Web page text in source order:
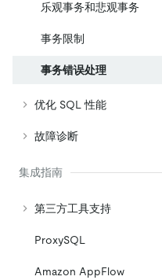
乐观事务和悲观事务
事务限制
事务错误处理
优化 SQL 性能
故障诊断
集成指南
第三方工具支持
ProxySQL
Amazon AppFlow